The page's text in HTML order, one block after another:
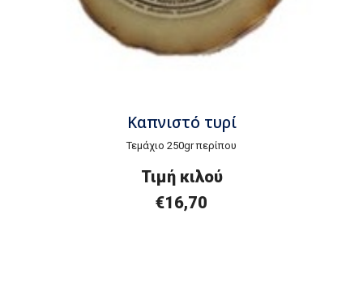
Καπνιστό τυρί
Τεμάχιο 250gr περίπου
Τιμή κιλού
€16,70